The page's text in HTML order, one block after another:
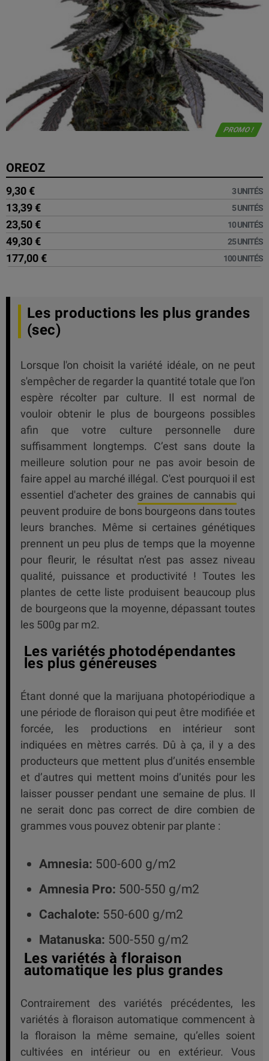
PROMO !
OREOZ
9,30 € 3 UNITÉS
13,39 € 5 UNITÉS
23,50 € 10 UNITÉS
49,30 € 25 UNITÉS
177,00 € 100 UNITÉS
Les productions les plus grandes
(sec)
Lorsque l'on choisit la variété idéale, on ne peut
s'empêcher de regarder la quantité totale que l'on
espère récolter par culture. Il est normal de
vouloir obtenir le plus de bourgeons possibles
afin que votre culture personnelle dure
suffisamment longtemps. C’est sans doute la
meilleure solution pour ne pas avoir besoin de
faire appel au marché illégal. C'est pourquoi il est
essentiel d'acheter des graines de cannabis qui
peuvent produire de bons bourgeons dans toutes
leurs branches. Même si certaines génétiques
prennent un peu plus de temps que la moyenne
pour fleurir, le résultat n’est pas assez niveau
qualité, puissance et productivité ! Toutes les
plantes de cette liste produisent beaucoup plus
de bourgeons que la moyenne, dépassant toutes
les 500g par m2.
Les variétés photodépendantes
les plus généreuses
Étant donné que la marijuana photopériodique a
une période de floraison qui peut être modifiée et
forcée, les productions en intérieur sont
indiquées en mètres carrés. Dû à ça, il y a des
producteurs que mettent plus d’unités ensemble
et d’autres qui mettent moins d’unités pour les
laisser pousser pendant une semaine de plus. Il
ne serait donc pas correct de dire combien de
grammes vous pouvez obtenir par plante :
Amnesia: 500-600 g/m2
Amnesia Pro: 500-550 g/m2
Cachalote: 550-600 g/m2
Matanuska: 500-550 g/m2
Les variétés à floraison
automatique les plus grandes
Contrairement des variétés précédentes, les
variétés à floraison automatique commencent à
la floraison la même semaine, qu’elles soient
cultivées en intérieur ou en extérieur. Vous